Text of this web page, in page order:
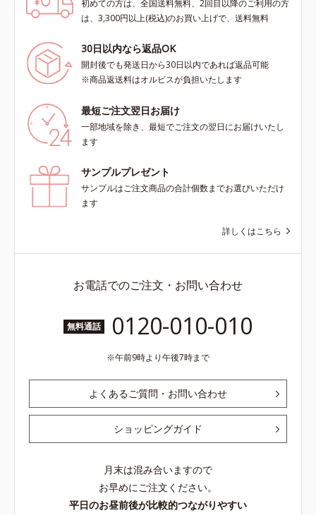
初めての方は、全国送料無料、2回目以降のご利用の方
は、3,300円以上(税込)のお買い上げで、送料無料
30日以内なら返品OK
開封後でも発送日から30日以内であれば返品可能
※商品返送料はオルビスが負担いたします
最短ご注文翌日お届け
一部地域を除き、最短でご注文の翌日にお届けいたし
ます
サンプルプレゼント
サンプルはご注文商品の合計個数までお選びいただけ
ます
詳しくはこちら
お電話でのご注文・お問い合わせ
無料通話 0120-010-010
午前9時より午後7時まで
よくあるご質問・お問い合わせ
ショッピングガイド
月末は混み合いますので
お早めにご注文ください。
平日のお昼前後が比較的つながりやすい